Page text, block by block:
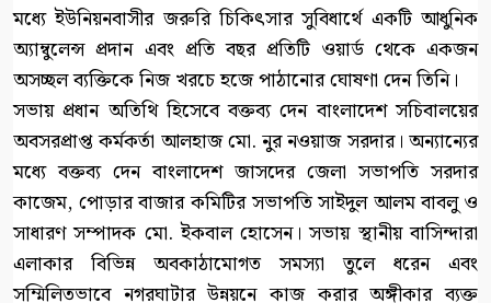
মধ্যে ইউনিয়নবাসীর জরুরি চিকিৎসার সুবিধার্থে একটি আধুনিক
অ্যাম্বুলেন্স প্রদান এবং প্রতি বছর প্রতিটি ওয়ার্ড থেকে একজন
অসচ্ছল ব্যক্তিকে নিজ খরচে হজে পাঠানোর ঘোষণা দেন তিনি।
সভায় প্রধান অতিথি হিসেবে বক্তব্য দেন বাংলাদেশ সচিবালয়ের
অবসরপ্রাপ্ত কর্মকর্তা আলহাজ মো. নুর নওয়াজ সরদার। অন্যান্যের
মধ্যে বক্তব্য দেন বাংলাদেশ জাসদের জেলা সভাপতি সরদার
কাজেম, পোড়ার বাজার কমিটির সভাপতি সাইদুল আলম বাবলু ও
সাধারণ সম্পাদক মো. ইকবাল হোসেন। সভায় স্থানীয় বাসিন্দারা
এলাকার বিভিন্ন অবকাঠামোগত সমস্যা তুলে ধরেন এবং
সম্মিলিতভাবে নগরঘাটার উন্নয়নে কাজ করার অঙ্গীকার ব্যক্ত